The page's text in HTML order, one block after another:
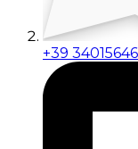
+39